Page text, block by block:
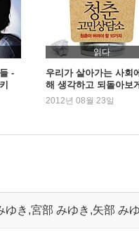
-
읽다
우리가 살아가는 사회
해 생각하고 되돌아보
는 책들
2012년 08월 23일
ゆき,宮部 みゆき,矢部 み